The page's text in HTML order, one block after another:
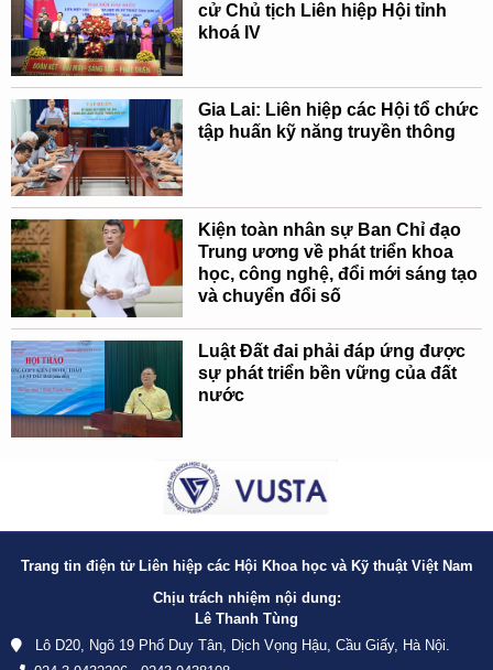
cử Chủ tịch Liên hiệp Hội tỉnh
khoá IV
Gia Lai: Liên hiệp các Hội tổ chức
tập huấn kỹ năng truyền thông
Kiện toàn nhân sự Ban Chỉ đạo
Trung ương về phát triển khoa
học, công nghệ, đổi mới sáng tạo
và chuyển đổi số
Luật Đất đai phải đáp ứng được
sự phát triển bền vững của đất
nước
Trang tin điện tử Liên hiệp các Hội Khoa học và Kỹ thuật Việt Nam
Chịu trách nhiệm nội dung:
Lê Thanh Tùng
Lô D20, Ngõ 19 Phố Duy Tân, Dịch Vọng Hậu, Cầu Giấy, Hà Nội.